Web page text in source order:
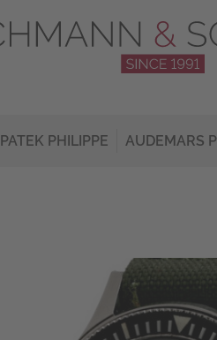
PATEK PHILIPPE AUDEMARS